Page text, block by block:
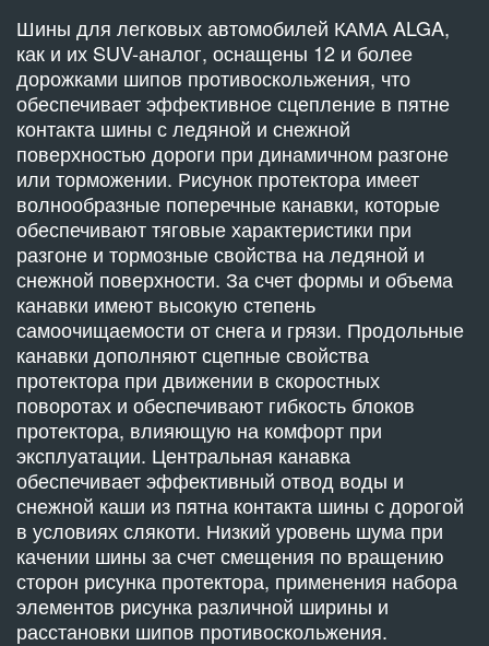
Шины для легковых автомобилей КАМА ALGA,
как и их SUV-аналог, оснащены 12 и более
дорожками шипов противоскольжения, что
обеспечивает эффективное сцепление в пятне
контакта шины с ледяной и снежной
поверхностью дороги при динамичном разгоне
или торможении. Рисунок протектора имеет
волнообразные поперечные канавки, которые
обеспечивают тяговые характеристики при
разгоне и тормозные свойства на ледяной и
снежной поверхности. За счет формы и объема
канавки имеют высокую степень
самоочищаемости от снега и грязи. Продольные
канавки дополняют сцепные свойства
протектора при движении в скоростных
поворотах и обеспечивают гибкость блоков
протектора, влияющую на комфорт при
эксплуатации. Центральная канавка
обеспечивает эффективный отвод воды и
снежной каши из пятна контакта шины с дорогой
в условиях слякоти. Низкий уровень шума при
качении шины за счет смещения по вращению
сторон рисунка протектора, применения набора
элементов рисунка различной ширины и
расстановки шипов противоскольжения.